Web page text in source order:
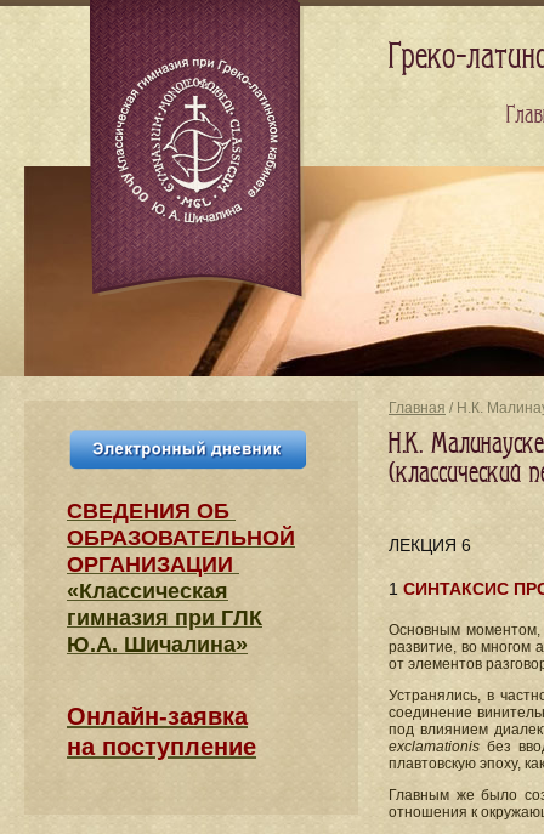
Главная / Н.К.
Н.К.
(классический
ЛЕКЦИЯ 6
1 СИНТАКСИС
Основным моментом,
развитие, во многом
от элементов
Устранялись, в
соединение
под влиянием
exclamationis без
плавтовскую эпоху,
Главным же было
отношения к
СВЕДЕНИЯ​ ОБ
ОБРАЗОВАТЕЛЬНОЙ
ОРГАНИЗАЦИИ
«Классическая
гимназия при ГЛК
Ю.А. Шичалина»
Онлайн-заявка
на поступление
Греко-